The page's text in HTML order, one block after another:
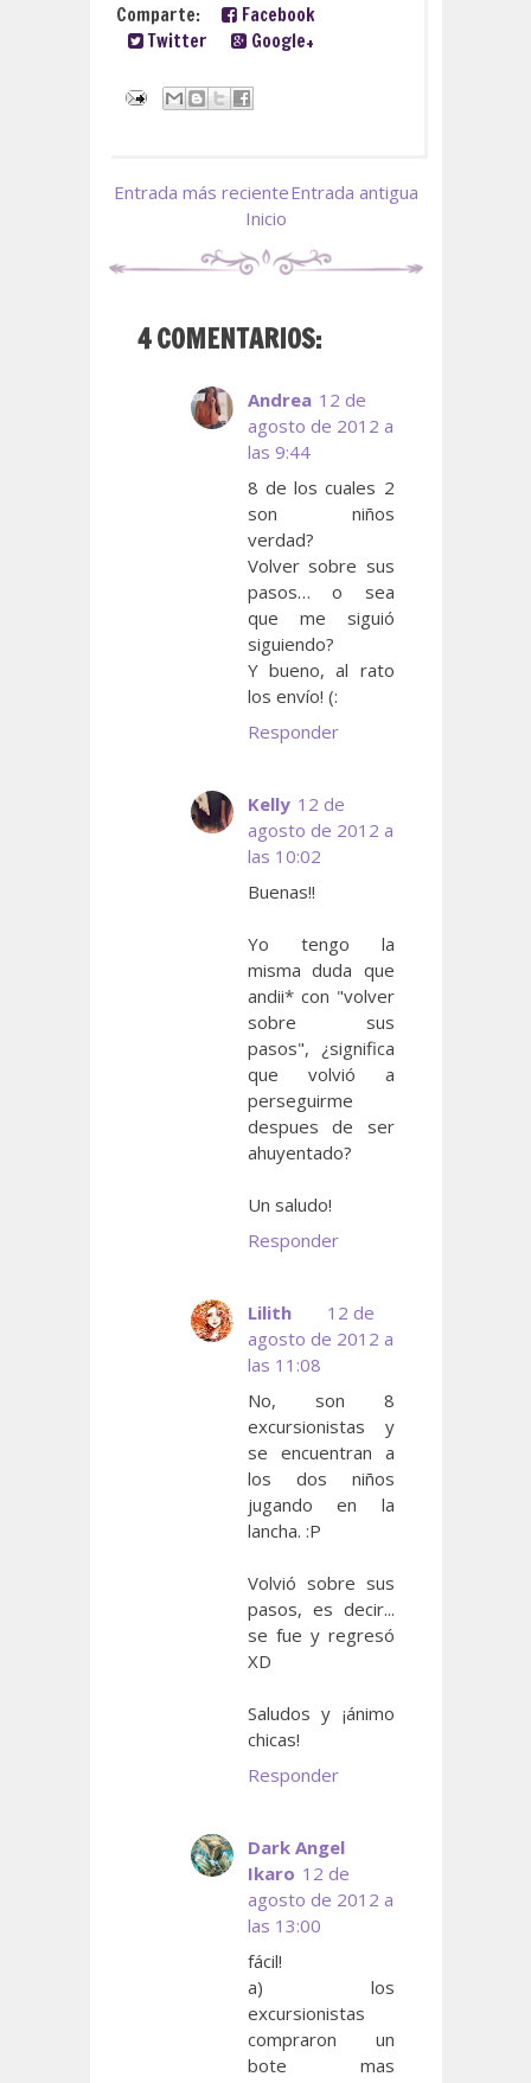
Comparte:
Facebook
Twitter
Google+
Entrada más recienteEntrada antigua
Inicio
4 COMENTARIOS:
Andrea 12 de
agosto de 2012 a
las 9:44
8 de los cuales 2
son niños
verdad?
Volver sobre sus
pasos… o sea
que me siguió
siguiendo?
Y bueno, al rato
los envío! (:
Responder
Kelly 12 de
agosto de 2012 a
las 10:02
Buenas!!
Yo tengo la
misma duda que
andii* con "volver
sobre sus
pasos", ¿significa
que volvió a
perseguirme
despues de ser
ahuyentado?
Un saludo!
Responder
Lilith
12 de
agosto de 2012 a
las 11:08
No, son 8
excursionistas y
se encuentran a
los dos niños
jugando en la
lancha. :P
Volvió sobre sus
pasos, es decir...
se fue y regresó
XD
Saludos y ¡ánimo
chicas!
Responder
Dark Angel
Ikaro 12 de
agosto de 2012 a
las 13:00
fácil!
a) los
excursionistas
compraron un
bote mas